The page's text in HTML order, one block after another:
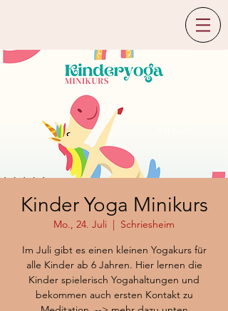
Kinder Yoga Minikurs
Mo., 24. Juli
  |
Schriesheim
Im Juli gibt es einen kleinen Yogakurs für
alle Kinder ab 6 Jahren. Hier lernen die
Kinder spielerisch Yogahaltungen und
bekommen auch ersten Kontakt zu